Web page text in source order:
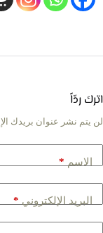
اترك ردّاً
لن يتم نشر عنوان بريدك
الاسم *
البريد الإلكتروني *